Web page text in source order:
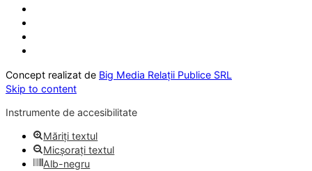
Concept realizat de Big Media Relații Publice SRL
Skip to content
Instrumente de accesibilitate
Măriți textul
Micșorați textul
Alb-negru